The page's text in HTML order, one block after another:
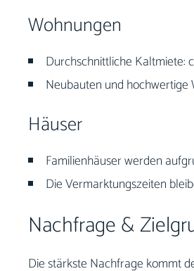
Wohnungen
Durchschnittliche Kaltmiete:
Neubauten und
Häuser
Familienhäuser werden
Die Vermarktungszeiten
Nachfrage &
Die stärkste Nachfrage kommt